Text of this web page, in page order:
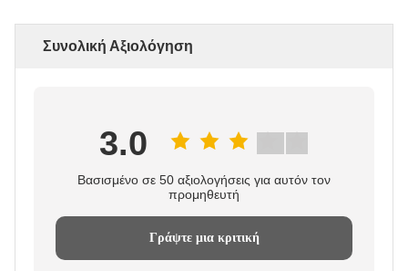
Συνολική Αξιολόγηση
3.0
Βασισμένο σε 50 αξιολογήσεις για αυτόν τον
προμηθευτή
Γράψτε μια κριτική